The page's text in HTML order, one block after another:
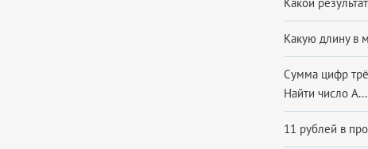
Какую длину в
Сумма цифр
Найти число А...
11 рублей в